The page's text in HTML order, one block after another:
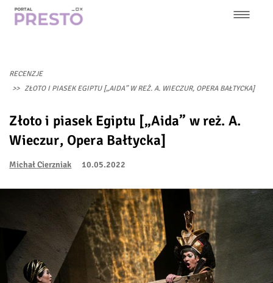
Przejdź
nawigacja
RECENZJE
ZŁOTO I PIASEK EGIPTU [„AIDA” W REŻ. A. WIECZUR, OPERA BAŁTYCKA]
Złoto i piasek Egiptu [„Aida” w reż. A.
Wieczur, Opera Bałtycka]
Michał Cierzniak 10.05.2022